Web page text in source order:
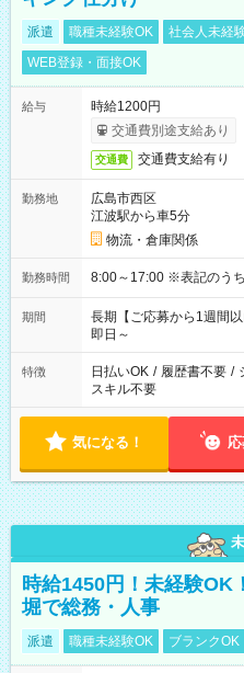
派遣 職種未経験OK 社会人未経
WEB登録・面接OK
給与
時給1200円
交通費別途支給あり
交通費 交通費支給有り
勤務地
広島市西区
江波駅から車5分
物流・倉庫関係
勤務時間 8:00～17:00 ※表
期間
長期【ご応募から1週間
即日～
特徴 日払いOK / 履歴書不要 /
スキル不要
気になる！
時給1450円！未経験
堀で総務・人事
派遣 職種未経験OK ブランクOK